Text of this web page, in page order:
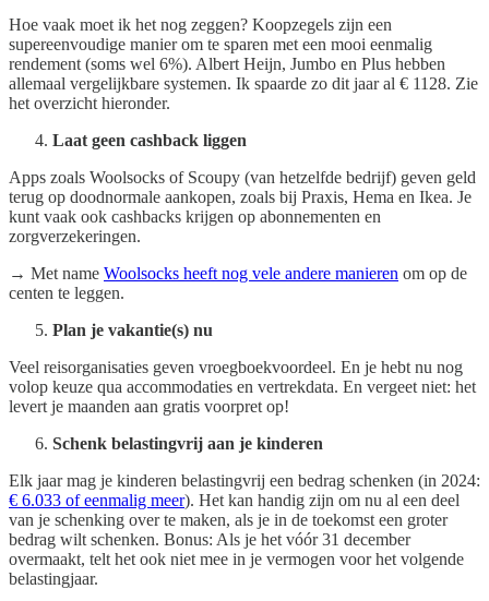
Hoe vaak moet ik het nog zeggen? Koopzegels zijn een
supereenvoudige manier om te sparen met een mooi eenmalig
rendement (soms wel 6%). Albert Heijn, Jumbo en Plus hebben
allemaal vergelijkbare systemen. Ik spaarde zo dit jaar al € 1128. Zie
het overzicht hieronder.
Laat geen cashback liggen
Apps zoals Woolsocks of Scoupy (van hetzelfde bedrijf) geven geld
terug op doodnormale aankopen, zoals bij Praxis, Hema en Ikea. Je
kunt vaak ook cashbacks krijgen op abonnementen en
zorgverzekeringen.
→ Met name Woolsocks heeft nog vele andere manieren om op de
centen te leggen.
Plan je vakantie(s) nu
Veel reisorganisaties geven vroegboekvoordeel. En je hebt nu nog
volop keuze qua accommodaties en vertrekdata. En vergeet niet: het
levert je maanden aan gratis voorpret op!
Schenk belastingvrij aan je kinderen
Elk jaar mag je kinderen belastingvrij een bedrag schenken (in 2024:
€ 6.033 of eenmalig meer). Het kan handig zijn om nu al een deel
van je schenking over te maken, als je in de toekomst een groter
bedrag wilt schenken. Bonus: Als je het vóór 31 december
overmaakt, telt het ook niet mee in je vermogen voor het volgende
belastingjaar.